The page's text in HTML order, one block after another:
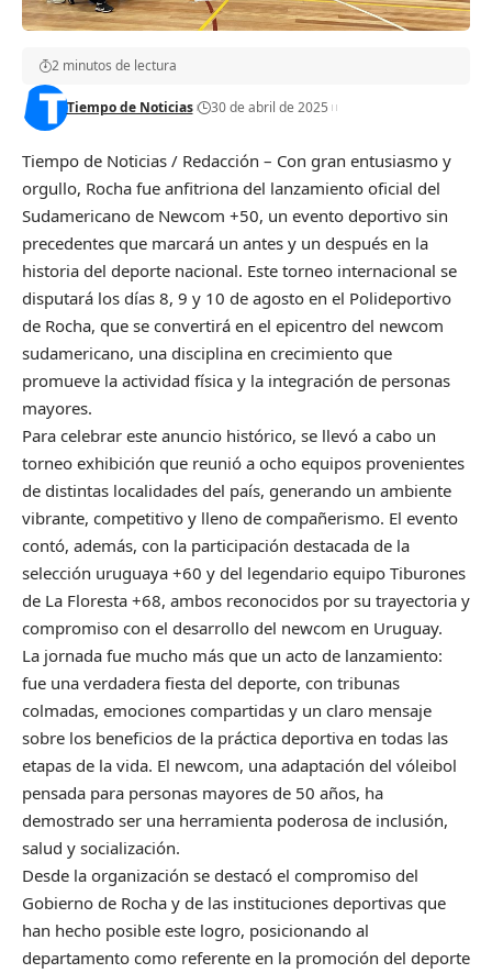
Tiempo de Noticias 30 de abril de 2025
2 minutos de lectura
Tiempo de Noticias / Redacción – Con gran entusiasmo y
orgullo, Rocha fue anfitriona del lanzamiento oficial del
Sudamericano de Newcom +50, un evento deportivo sin
precedentes que marcará un antes y un después en la
historia del deporte nacional. Este torneo internacional se
disputará los días 8, 9 y 10 de agosto en el Polideportivo
de Rocha, que se convertirá en el epicentro del newcom
sudamericano, una disciplina en crecimiento que
promueve la actividad física y la integración de personas
mayores.
Para celebrar este anuncio histórico, se llevó a cabo un
torneo exhibición que reunió a ocho equipos provenientes
de distintas localidades del país, generando un ambiente
vibrante, competitivo y lleno de compañerismo. El evento
contó, además, con la participación destacada de la
selección uruguaya +60 y del legendario equipo Tiburones
de La Floresta +68, ambos reconocidos por su trayectoria y
compromiso con el desarrollo del newcom en Uruguay.
La jornada fue mucho más que un acto de lanzamiento:
fue una verdadera fiesta del deporte, con tribunas
colmadas, emociones compartidas y un claro mensaje
sobre los beneficios de la práctica deportiva en todas las
etapas de la vida. El newcom, una adaptación del vóleibol
pensada para personas mayores de 50 años, ha
demostrado ser una herramienta poderosa de inclusión,
salud y socialización.
Desde la organización se destacó el compromiso del
Gobierno de Rocha y de las instituciones deportivas que
han hecho posible este logro, posicionando al
departamento como referente en la promoción del deporte